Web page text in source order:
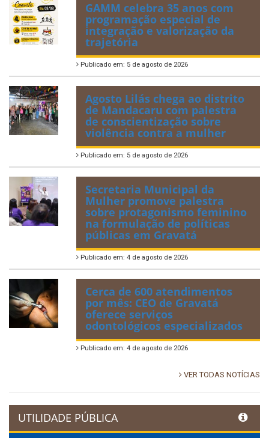
GAMM celebra 35 anos com
programação especial de
integração e valorização da
trajetória
Publicado em: 5 de agosto de 2026
Agosto Lilás chega ao distrito
de Mandacaru com palestra
de conscientização sobre
violência contra a mulher
Publicado em: 5 de agosto de 2026
Secretaria Municipal da
Mulher promove palestra
sobre protagonismo feminino
na formulação de políticas
públicas em Gravatá
Publicado em: 4 de agosto de 2026
Cerca de 600 atendimentos
por mês: CEO de Gravatá
oferece serviços
odontológicos especializados
Publicado em: 4 de agosto de 2026
VER TODAS NOTÍCIAS
UTILIDADE PÚBLICA